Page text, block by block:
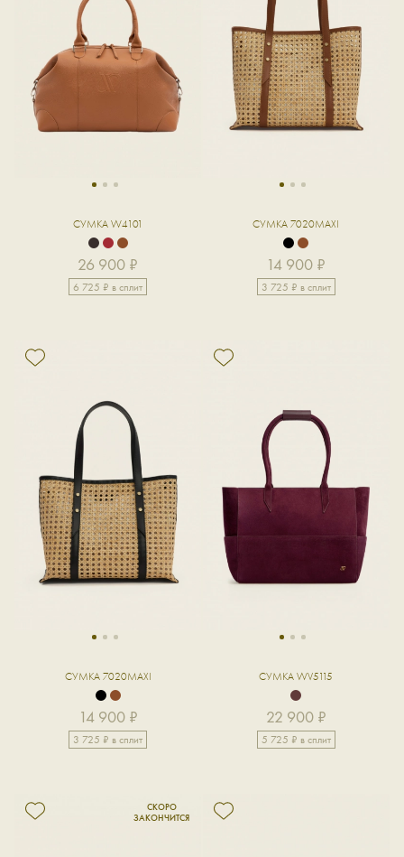
1 2 3
СУМКА W4101
26 900 ₽
6 725 ₽ в сплит
1 2 3
СУМКА 7020MAXI
14 900 ₽
3 725 ₽ в сплит
1 2 3
СУМКА 7020MAXI
14 900 ₽
3 725 ₽ в сплит
1 2 3
СУМКА WV5115
22 900 ₽
5 725 ₽ в сплит